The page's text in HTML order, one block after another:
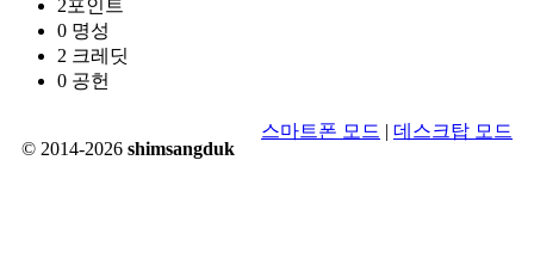
2포인트
0 명성
2 크레딧
0 공헌
© 2014-2026 shimsangduk
스마트폰 모드 | 데스크탑 모드